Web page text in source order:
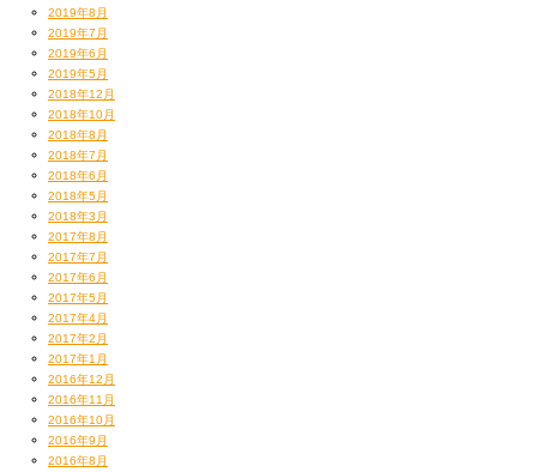
2019年8月
2019年7月
2019年6月
2019年5月
2018年12月
2018年10月
2018年8月
2018年7月
2018年6月
2018年5月
2018年3月
2017年8月
2017年7月
2017年6月
2017年5月
2017年4月
2017年2月
2017年1月
2016年12月
2016年11月
2016年10月
2016年9月
2016年8月